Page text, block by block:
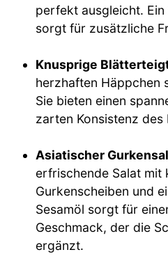
perfekt ausgleicht.
sorgt für zusätzliche
Knusprige
herzhaften Häppchen
Sie bieten einen
zarten Konsistenz des
Asiatischer
erfrischende Salat mit
Gurkenscheiben und
Sesamöl sorgt für
Geschmack, der die
ergänzt.